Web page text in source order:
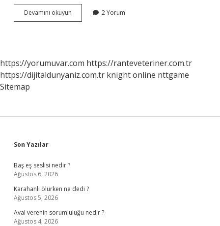
Devamını okuyun
Tahıl
2 Yorum
https://yorumuvar.com https://ranteveteriner.com.tr
https://dijitaldunyaniz.com.tr knight online nttgame
Sitemap
Sidebar
Son Yazılar
Baş eş seslisi nedir ?
Ağustos 6, 2026
Karahanlı ölürken ne dedi ?
Ağustos 5, 2026
Aval verenin sorumluluğu nedir ?
Ağustos 4, 2026